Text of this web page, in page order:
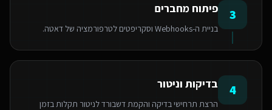
3 פיתוח מחברים
בניית ה-Webhooks וסקריפטים לטרפורמציה של דאטה.
4 בדיקות וניטור
הרצת תרחישי בדיקה והקמת דשבורד לניטור תקלות בזמן